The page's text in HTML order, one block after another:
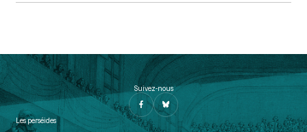
Suivez-nous
Les perséides